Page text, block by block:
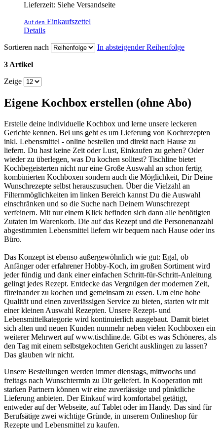
Lieferzeit: Siehe Versandseite
Auf den Einkaufszettel
Details
Sortieren nach
In absteigender Reihenfolge
3 Artikel
Zeige
Eigene Kochbox erstellen (ohne Abo)
Erstelle deine individuelle Kochbox und lerne unsere leckeren
Gerichte kennen. Bei uns geht es um Lieferung von Kochrezepten
inkl. Lebensmittel - online bestellen und direkt nach Hause zu
liefern. Du hast keine Zeit oder Lust, Einkaufen zu gehen? Oder
wieder zu überlegen, was Du kochen solltest? Tischline bietet
Kochbegeisterten nicht nur eine Große Auswahl an schon fertig
kombinierten Kochboxen sondern auch die Möglichkeit, Dir Deine
Wunschrezepte selbst herauszusuchen. Über die Vielzahl an
Filternmöglichkeiten im linken Bereich kannst Du die Auswahl
einschränken und so die Suche nach Deinem Wunschrezept
verfeinern. Mit nur einem Klick befinden sich dann alle benötigten
Zutaten im Warenkorb. Die auf das Rezept und die Personenanzahl
abgestimmten Lebensmittel liefern wir bequem nach Hause oder ins
Büro.
Das Konzept ist ebenso außergewöhnlich wie gut: Egal, ob
Anfänger oder erfahrener Hobby-Koch, im großen Sortiment wird
jeder fündig und dank einer einfachen Schritt-für-Schritt-Anleitung
gelingt jedes Rezept. Entdecke das Vergnügen der modernen Zeit,
füreinander zu kochen und gemeinsam zu essen. Um eine hohe
Qualität und einen zuverlässigen Service zu bieten, starten wir mit
einer kleinen Auswahl Rezepten. Unsere Rezept- und
Lebensmittelkategorie wird kontinuierlich ausgebaut. Damit bietet
sich alten und neuen Kunden nunmehr neben vielen Kochboxen ein
weiterer Mehrwert auf www.tischline.de. Gibt es was Schöneres, als
den Tag mit einem selbstgekochten Gericht ausklingen zu lassen?
Das glauben wir nicht.
Unsere Bestellungen werden immer dienstags, mittwochs und
freitags nach Wunschtermin zu Dir geliefert. In Kooperation mit
starken Partnern können wir eine zuverlässige und pünktliche
Lieferung anbieten. Der Einkauf wird komfortabel getätigt,
entweder auf der Webseite, auf Tablet oder im Handy. Das sind für
Berufsätige zwei wichtige Gründe, in unserem Onlineshop für
Rezepte und Lebensmittel zu kaufen.